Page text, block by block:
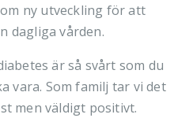
ny utveckling för att
dagliga vården.
är så svårt som du
vara. Som familj tar vi det
men väldigt positivt.